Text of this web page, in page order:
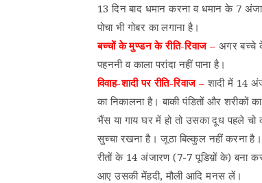
13 दिन बाद धमान करना व धमान के 7
पोचा भी गोबर का लगाना है।
बच्चों के मुण्डन के रीति-रिवाज – अगर बच्चे
पहननी व काला परांदा नहीं पाना है।
विवाह-शादी पर रीति-रिवाज – शादी में 14
का निकालना है। बाकी पंडितों और शरीकों
भैंस या गाय घर में हो तो उसका दूध पहले चो
सुच्चा रखना है। जूठा बिल्कुल नहीं करना
रीतों के 14 अंजारण (7-7 पूडिय़ों के) बना
आए उसकी मेंहदी, मौली आदि मनस लें।